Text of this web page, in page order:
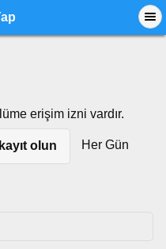
erişim izni vardır.
kayıt olun Her Gün